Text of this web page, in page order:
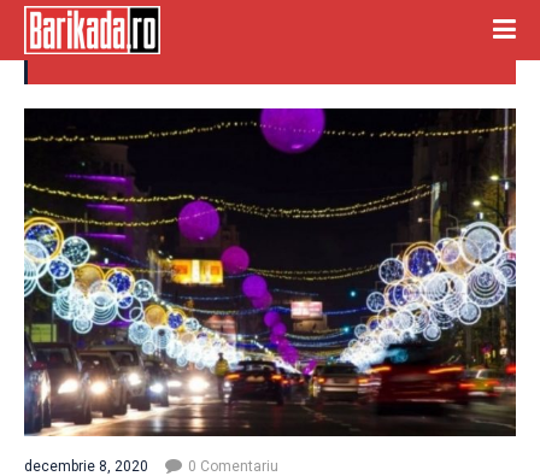
luminite
decembrie 8, 2020 0 Comentariu